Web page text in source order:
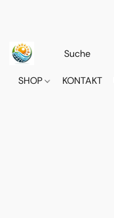
SHOP KONTAKT